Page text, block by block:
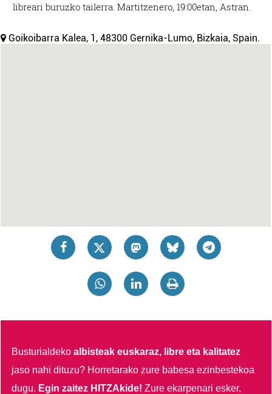
libreari buruzko tailerra. Martitzenero, 19:00etan, Astran.
Goikoibarra Kalea, 1, 48300 Gernika-Lumo, Bizkaia, Spain.
Busturialdekoalbisteak euskaraz, libre eta kalitatez
jaso nahi dituzu? Horretarako zure babesa ezinbestekoa
dugu. Egin zaitez HITZAkide!Zure ekarpenari esker,